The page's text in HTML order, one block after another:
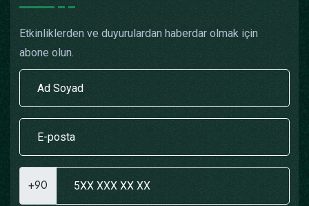
Etkinliklerden ve duyurulardan haberdar olmak için
abone olun.
+90